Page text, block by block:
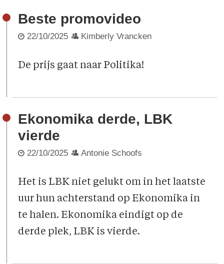
Beste promovideo
22/10/2025 Kimberly Vrancken
De prijs gaat naar Politika!
Ekonomika derde, LBK
vierde
22/10/2025 Antonie Schoofs
Het is LBK niet gelukt om in het laatste
uur hun achterstand op Ekonomika in
te halen. Ekonomika eindigt op de
derde plek, LBK is vierde.